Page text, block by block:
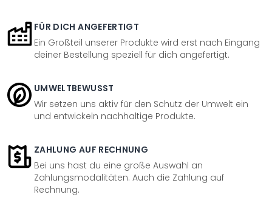
FÜR DICH ANGEFERTIGT
Ein Großteil unserer Produkte wird erst nach Eingang
deiner Bestellung speziell für dich angefertigt.
UMWELTBEWUSST
Wir setzen uns aktiv für den Schutz der Umwelt ein
und entwickeln nachhaltige Produkte.
ZAHLUNG AUF RECHNUNG
Bei uns hast du eine große Auswahl an
Zahlungsmodalitäten. Auch die Zahlung auf
Rechnung.